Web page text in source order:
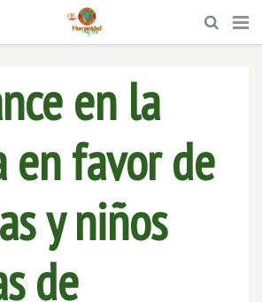
en la
en favor de
y niños
de